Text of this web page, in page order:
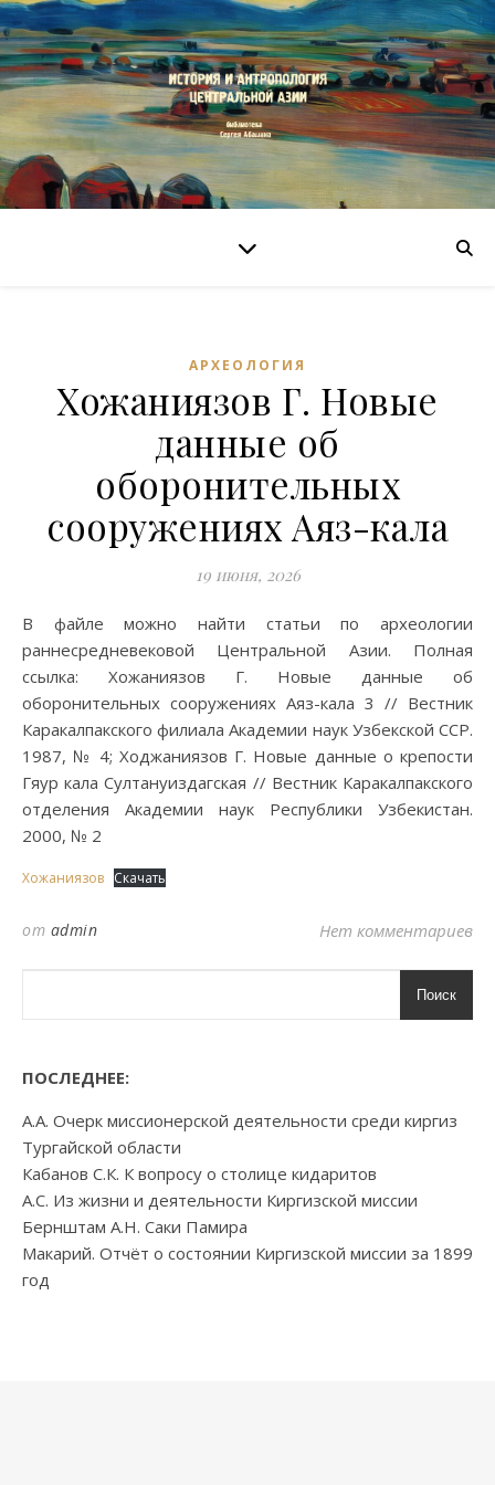
АРХЕОЛОГИЯ
Хожаниязов Г. Новые
данные об
оборонительных
сооружениях Аяз-кала
19 июня, 2026
В файле можно найти статьи по археологии
раннесредневековой Центральной Азии. Полная
ссылка: Хожаниязов Г. Новые данные об
оборонительных сооружениях Аяз-кала 3 // Вестник
Каракалпакского филиала Академии наук Узбекской ССР.
1987, № 4; Ходжаниязов Г. Новые данные о крепости
Гяур кала Султануиздагская // Вестник Каракалпакского
отделения Академии наук Республики Узбекистан.
2000, № 2
Хожаниязов Скачать
от admin Нет комментариев
Поиск
ПОСЛЕДНЕЕ:
А.А. Очерк миссионерской деятельности среди киргиз
Тургайской области
Кабанов С.К. К вопросу о столице кидаритов
А.С. Из жизни и деятельности Киргизской миссии
Бернштам А.Н. Саки Памира
Макарий. Отчёт о состоянии Киргизской миссии за 1899
год